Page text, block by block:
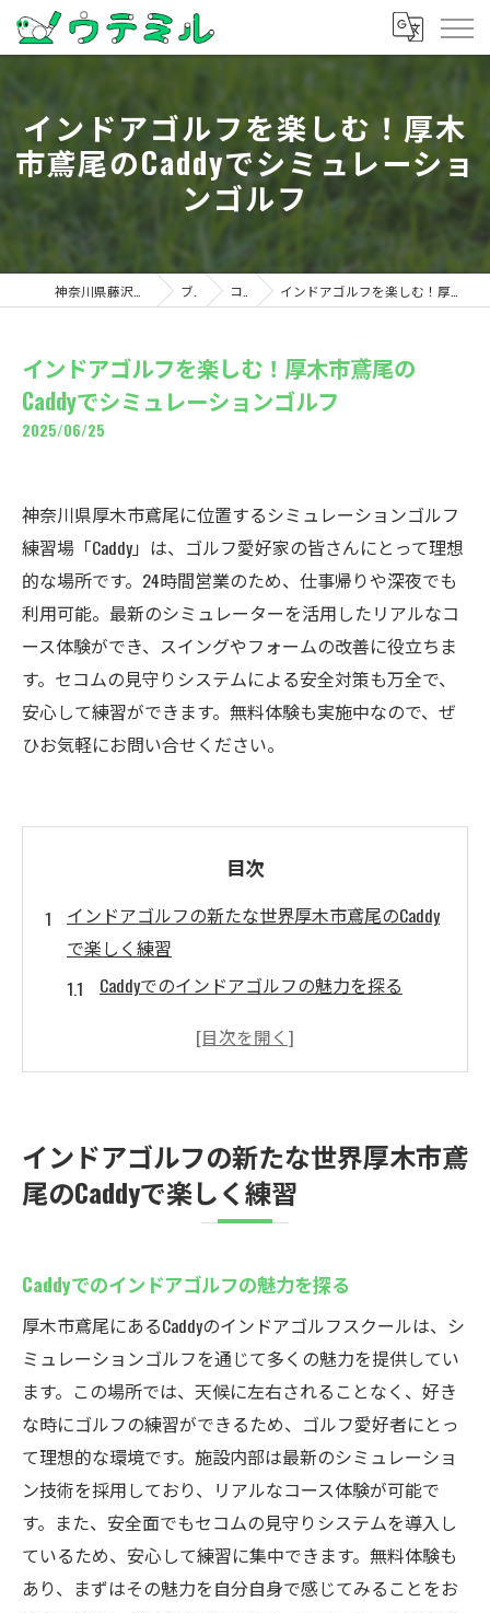
インドアゴルフを楽しむ！厚木
市鳶尾のCaddyでシミュレーショ
ンゴルフ
ブログ コラム インドアゴルフを楽しむ！厚木市鳶尾のCaddyでシミュレーションゴルフ
インドアゴルフを楽しむ！厚木市鳶尾の
Caddyでシミュレーションゴルフ
2025/06/25
神奈川県厚木市鳶尾に位置するシミュレーションゴルフ
練習場「Caddy」は、ゴルフ愛好家の皆さんにとって理想
的な場所です。24時間営業のため、仕事帰りや深夜でも
利用可能。最新のシミュレーターを活用したリアルなコ
ース体験ができ、スイングやフォームの改善に役立ちま
す。セコムの見守りシステムによる安全対策も万全で、
安心して練習ができます。無料体験も実施中なので、ぜ
ひお気軽にお問い合せください。
目次
インドアゴルフの新たな世界厚木市鳶尾のCaddy
で楽しく練習
Caddyでのインドアゴルフの魅力を探る
初心者から上級者まで楽しめる練習メニュ
24時間アクセス可能な利便性
仲間と一緒に楽しむゴルフライフ
仕事帰りでも安心インドアゴルフスクールCaddy
忙しいあなたに最適な24時間営業
仕事終わりのリフレッシュに
充実した設備でストレスフリーな練習
夜間でも安心のセキュリティ体制
フレキシブルな練習スケジュール
心と体のリフレッシュ
厚木市で24時間営業インドアゴルフスクール
Caddyのご紹介
インドアゴルフの新たな世界厚木市鳶
尾のCaddyで楽しく練習
Caddyでのインドアゴルフの魅力を探る
厚木市鳶尾にあるCaddyのインドアゴルフスクールは、シ
ミュレーションゴルフを通じて多くの魅力を提供してい
ます。この場所では、天候に左右されることなく、好き
な時にゴルフの練習ができるため、ゴルフ愛好者にとっ
て理想的な環境です。施設内部は最新のシミュレーショ
ン技術を採用しており、リアルなコース体験が可能で
す。また、安全面でもセコムの見守りシステムを導入し
ているため、安心して練習に集中できます。無料体験も
あり、まずはその魅力を自分自身で感じてみることをお